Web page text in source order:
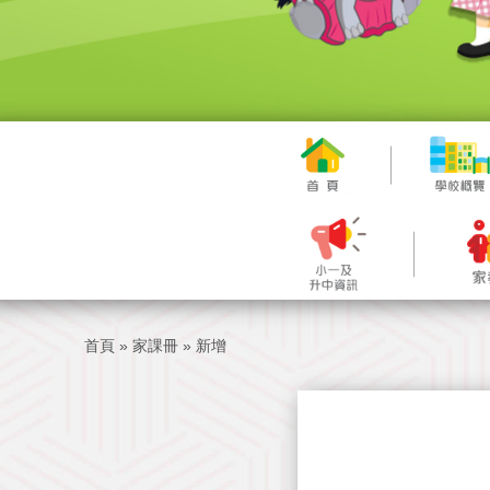
首頁 » 家課冊 » 新增